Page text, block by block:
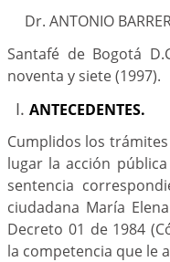
Dr. ANTONIO
Santafé de Bogotá
noventa y siete (1997).
ANTECEDENTES.
Cumplidos los
lugar la acción
sentencia
ciudadana María
Decreto 01 de 1984
la competencia que le